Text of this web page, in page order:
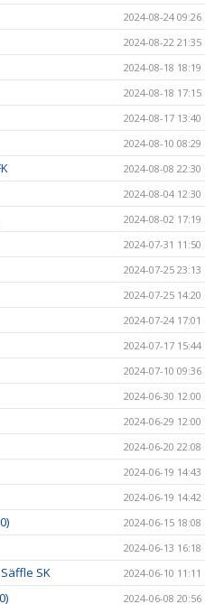
2024-08-24 09:26
2024-08-22 21:35
2024-08-18 18:19
2024-08-18 17:15
2024-08-17 13:40
2024-08-10 08:29
2024-08-08 22:30
2024-08-04 12:30
2024-08-02 17:19
2024-07-31 11:50
2024-07-25 23:13
2024-07-25 14:20
2024-07-24 17:01
2024-07-17 15:44
2024-07-10 09:36
2024-06-30 12:00
2024-06-29 12:00
2024-06-20 22:08
2024-06-19 14:43
2024-06-19 14:42
2024-06-15 18:08
2024-06-13 16:18
SK 2024-06-10 11:11
2024-06-08 20:56